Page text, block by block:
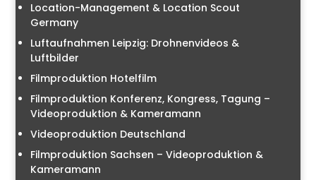
Location-Management & Location Scout
Germany
Luftaufnahmen Leipzig: Drohnenvideos &
Luftbilder
Filmproduktion Hotelfilm
Filmproduktion Konferenz, Kongress, Tagung –
Videoproduktion & Kameramann
Videoproduktion Deutschland
Filmproduktion Sachsen – Videoproduktion &
Kameramann